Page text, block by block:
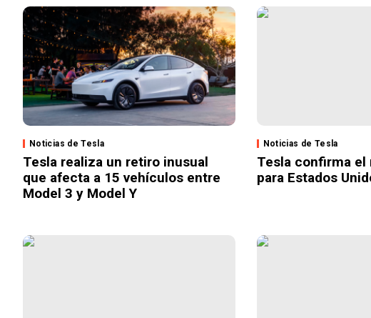
Noticias de Tesla
Tesla realiza un retiro inusual
que afecta a 15 vehículos entre
Model 3 y Model Y
Noticias de Tesla
Tesla confirma el
para Estados